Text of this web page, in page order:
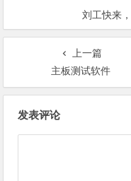
刘工快来
上一篇
主板测试软件
发表评论